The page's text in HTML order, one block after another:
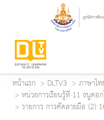
หน้าแรก DLTV3
ภาษาไ
หน่วยการเรียนรู้ที่ 11 ธนูดอ
รายการ การคัดลายมือ (2)